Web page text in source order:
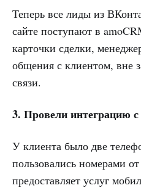
Теперь все лиды из
сайте поступают в
карточки сделки,
общения с клиентом, вне
связи.
3. Провели интеграцию
У клиента было две
пользовались номерами
предоставляет услуг